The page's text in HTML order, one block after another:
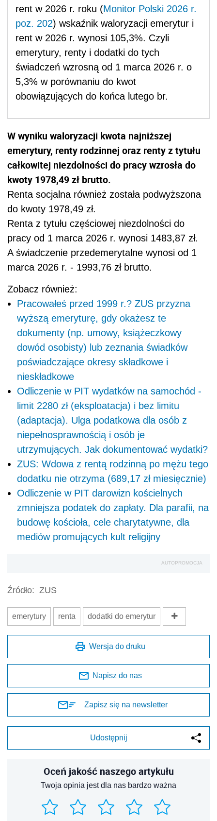
rent w 2026 r. roku (Monitor Polski 2026 r.
poz. 202) wskaźnik waloryzacji emerytur i
rent w 2026 r. wynosi 105,3%. Czyli
emerytury, renty i dodatki do tych
świadczeń wzrosną od 1 marca 2026 r. o
5,3% w porównaniu do kwot
obowiązujących do końca lutego br.
W wyniku waloryzacji kwota najniższej
emerytury, renty rodzinnej oraz renty z tytułu
całkowitej niezdolności do pracy wzrosła do
kwoty 1978,49 zł brutto.
Renta socjalna również została podwyższona
do kwoty 1978,49 zł.
Renta z tytułu częściowej niezdolności do
pracy od 1 marca 2026 r. wynosi 1483,87 zł.
A świadczenie przedemerytalne wynosi od 1
marca 2026 r. - 1993,76 zł brutto.
Zobacz również:
Pracowałeś przed 1999 r.? ZUS przyzna
wyższą emeryturę, gdy okażesz te
dokumenty (np. umowy, książeczkowy
dowód osobisty) lub zeznania świadków
poświadczające okresy składkowe i
nieskładkowe
Odliczenie w PIT wydatków na samochód -
limit 2280 zł (eksploatacja) i bez limitu
(adaptacja). Ulga podatkowa dla osób z
niepełnosprawnością i osób je
utrzymujących. Jak dokumentować wydatki?
ZUS: Wdowa z rentą rodzinną po mężu tego
dodatku nie otrzyma (689,17 zł miesięcznie)
Odliczenie w PIT darowizn kościelnych
zmniejsza podatek do zapłaty. Dla parafii, na
budowę kościoła, cele charytatywne, dla
mediów promujących kult religijny
AUTOPROMOCJA
Źródło: ZUS
emerytury renta dodatki do emerytur
Wersja do druku
Napisz do nas
Zapisz się na newsletter
Udostępnij
Oceń jakość naszego artykułu
Twoja opinia jest dla nas bardzo ważna